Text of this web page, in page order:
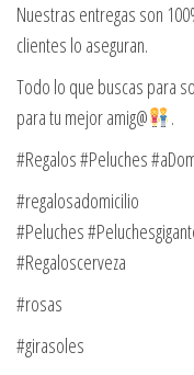
Nuestras entregas son
clientes lo aseguran.
Todo lo que buscas para
para tu mejor amig@
.
#Regalos #Peluches
#regalosadomicilio
#Peluches
#Regaloscerveza
#rosas
#girasoles